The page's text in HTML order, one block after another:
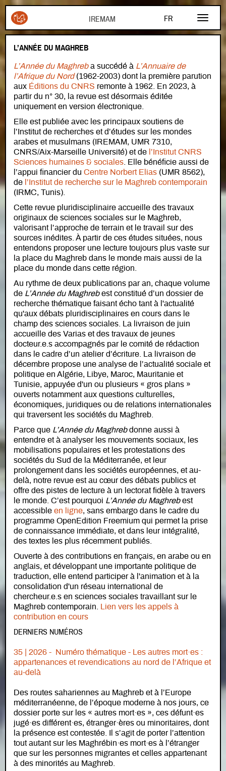
FR
AR
Aller au contenu principal
L’ANNÉE DU MAGHREB
L’Année du Maghreba succédé à L’Annuaire de
l’Afrique du Nord (1962-2003) dont la première parution
aux Éditions du CNRS remonte à 1962. En 2023, à
partir du n° 30, la revue est désormais éditée
uniquement en version électronique.
Elle est publiée avec les principaux soutiens de
l’Institut de recherches et d’études sur les mondes
arabes et musulmans (IREMAM, UMR 7310,
CNRS/Aix-Marseille Université) et de l’Institut CNRS
Sciences humaines & sociales . Elle bénéficie aussi de
l’appui financier du Centre Norbert Elias (UMR 8562),
de l’Institut de recherche sur le Maghreb contemporain
(IRMC, Tunis).
Cette revue pluridisciplinaire accueille des travaux
originaux de sciences sociales sur le Maghreb,
valorisant l’approche de terrain et le travail sur des
sources inédites. À partir de ces études situées, nous
entendons proposer une lecture toujours plus vaste sur
la place du Maghreb dans le monde mais aussi de la
place du monde dans cette région.
Au rythme de deux publications par an, chaque volume
de L’Année du Maghrebest constitué d’un dossier de
recherche thématique faisant écho tant à l'actualité
qu'aux débats pluridisciplinaires en cours dans le
champ des sciences sociales. La livraison de juin
accueille des Varias et des travaux de jeunes
docteur.e.s accompagnés par le comité de rédaction
dans le cadre d’un atelier d’écriture. La livraison de
décembre propose une analyse de l’actualité sociale et
politique en Algérie, Libye, Maroc, Mauritanie et
Tunisie, appuyée d'un ou plusieurs « gros plans »
ouverts notamment aux questions culturelles,
économiques, juridiques ou de relations internationales
qui traversent les sociétés du Maghreb.
Parce que L’Année du Maghrebdonne aussi à
entendre et à analyser les mouvements sociaux, les
mobilisations populaires et les protestations des
sociétés du Sud de la Méditerranée, et leur
prolongement dans les sociétés européennes, et au-
delà, notre revue est au cœur des débats publics et
offre des pistes de lecture à un lectorat fidèle à travers
le monde. C’est pourquoi L’Année du Maghrebest
accessible en ligne, sans embargo dans le cadre du
programme OpenEdition Freemium qui permet la prise
de connaissance immédiate, et dans leur intégralité,
des textes les plus récemment publiés.
Ouverte à des contributions en français, en arabe ou en
anglais, et développant une importante politique de
traduction, elle entend participer à l'animation et à la
consolidation d'un réseau international de
chercheur.e.s en sciences sociales travaillant sur le
Maghreb contemporain.
Lien vers les appels à
contribution en cours
DERNIERS NUMÉROS
35 | 2026 - Numéro thématique - Les autres mort·es :
appartenances et revendications au nord de l’Afrique et
au-delà
Des routes sahariennes au Maghreb et à l’Europe
méditerranéenne, de l’époque moderne à nos jours, ce
dossier porte sur les « autres mort·es », ces défunt·es
jugé·es différent·es, étranger·ères ou minoritaires, dont
la présence est contestée. Il s’agit de porter l’attention
tout autant sur les Maghrébin·es mort·es à l’étranger
que sur les personnes migrantes et celles appartenant
à des minorités au Maghreb.